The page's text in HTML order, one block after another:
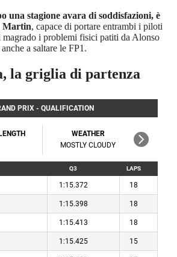
una stagione avara di soddisfazioni, è
Martin, capace di portare entrambi i piloti
i problemi fisici patiti da Alonso
a saltare le FP1.
la griglia di partenza